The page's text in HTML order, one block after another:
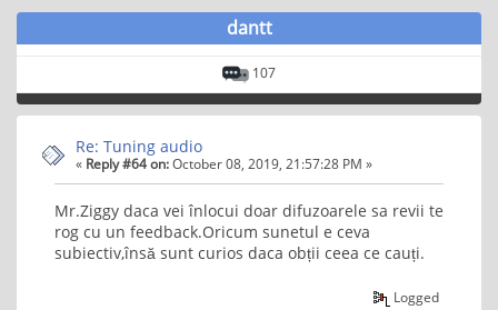
dantt
107
Re: Tuning audio
« Reply #64 on:October 08, 2019, 21:57:28 PM »
Mr.Ziggy daca vei înlocui doar difuzoarele sa revii te
rog cu un feedback.Oricum sunetul e ceva
subiectiv,însă sunt curios daca obții ceea ce cauți.
Logged